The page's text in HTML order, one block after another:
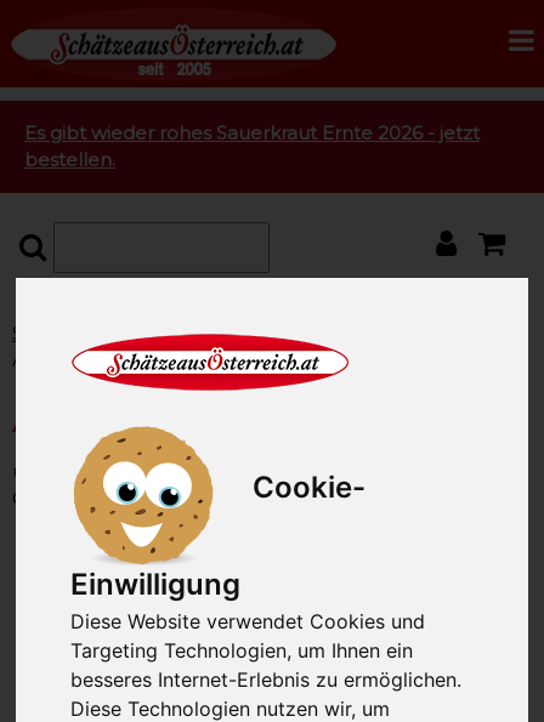
Cookie-
Einwilligung
Diese Website verwendet Cookies und
Targeting Technologien, um Ihnen ein
besseres Internet-Erlebnis zu ermöglichen.
Diese Technologien nutzen wir, um
Es gibt wieder rohes Sauerkraut Ernte 2026 - jetzt
bestellen.
Startseite Fisch
Frischen Fisch kaufen
Alpengarnelen ca. 0,5 kg
Alpengarnelen ca. 0,5 kg
unsere Artikel-Nummer: SAO2784
Gewicht: 500g